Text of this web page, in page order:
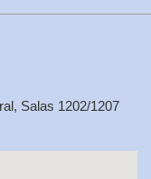
Salas 1202/1207